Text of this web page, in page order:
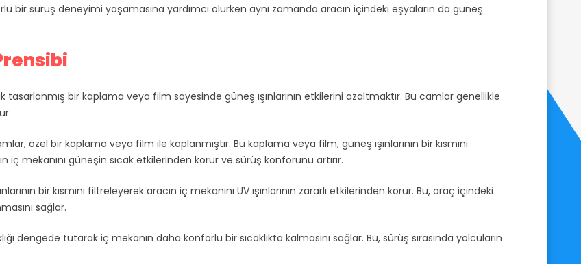
bir sürüş deneyimi yaşamasına yardımcı olurken aynı zamanda aracın içindeki eşyaların da güneş
bir kaplama veya film sayesinde güneş ışınlarının etkilerini azaltmaktır. Bu camlar genellikle
özel bir kaplama veya film ile kaplanmıştır. Bu kaplama veya film, güneş ışınlarının bir kısmını
iç mekanını güneşin sıcak etkilerinden korur ve sürüş konforunu artırır.
bir kısmını filtreleyerek aracın iç mekanını UV ışınlarının zararlı etkilerinden korur. Bu, araç içindeki
sağlar.
dengede tutarak iç mekanın daha konforlu bir sıcaklıkta kalmasını sağlar. Bu, sürüş sırasında yolcuların